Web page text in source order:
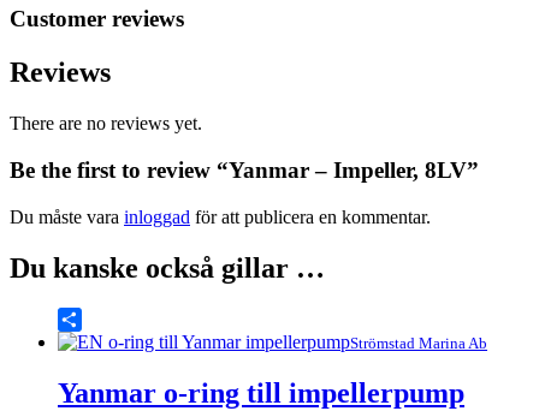
Customer reviews
Reviews
There are no reviews yet.
Be the first to review “Yanmar – Impeller, 8LV”
Du måste vara inloggad för att publicera en kommentar.
Du kanske också gillar …
Share Strömstad Marina Ab
Yanmar o-ring till impellerpump